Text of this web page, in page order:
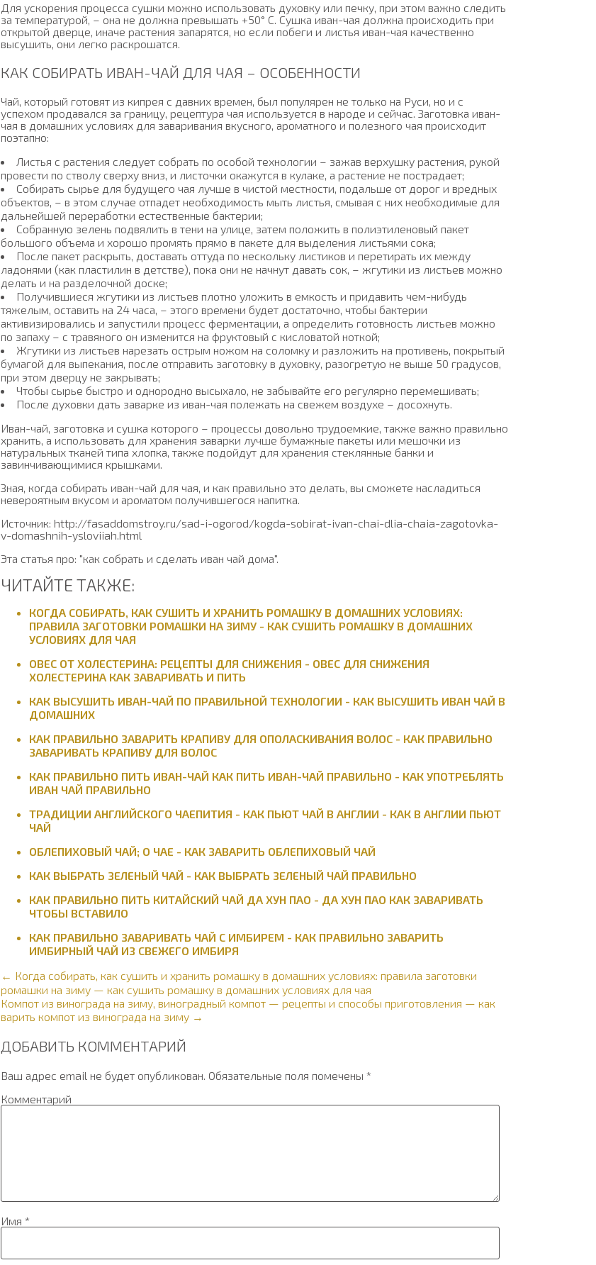
Для ускорения процесса сушки можно использовать духовку или печку, при этом важно следить
за температурой, – она не должна превышать +50° С. Сушка иван-чая должна происходить при
открытой дверце, иначе растения запарятся, но если побеги и листья иван-чая качественно
высушить, они легко раскрошатся.
КАК СОБИРАТЬ ИВАН-ЧАЙ ДЛЯ ЧАЯ – ОСОБЕННОСТИ
Чай, который готовят из кипрея с давних времен, был популярен не только на Руси, но и с
успехом продавался за границу, рецептура чая используется в народе и сейчас. Заготовка иван-
чая в домашних условиях для заваривания вкусного, ароматного и полезного чая происходит
поэтапно:
Листья с растения следует собрать по особой технологии – зажав верхушку растения, рукой
провести по стволу сверху вниз, и листочки окажутся в кулаке, а растение не пострадает;
Собирать сырье для будущего чая лучше в чистой местности, подальше от дорог и вредных
объектов, – в этом случае отпадет необходимость мыть листья, смывая с них необходимые для
дальнейшей переработки естественные бактерии;
Собранную зелень подвялить в тени на улице, затем положить в полиэтиленовый пакет
большого объема и хорошо промять прямо в пакете для выделения листьями сока;
После пакет раскрыть, доставать оттуда по нескольку листиков и перетирать их между
ладонями (как пластилин в детстве), пока они не начнут давать сок, – жгутики из листьев можно
делать и на разделочной доске;
Получившиеся жгутики из листьев плотно уложить в емкость и придавить чем-нибудь
тяжелым, оставить на 24 часа, – этого времени будет достаточно, чтобы бактерии
активизировались и запустили процесс ферментации, а определить готовность листьев можно
по запаху – с травяного он изменится на фруктовый с кисловатой ноткой;
Жгутики из листьев нарезать острым ножом на соломку и разложить на противень, покрытый
бумагой для выпекания, после отправить заготовку в духовку, разогретую не выше 50 градусов,
при этом дверцу не закрывать;
Чтобы сырье быстро и однородно высыхало, не забывайте его регулярно перемешивать;
После духовки дать заварке из иван-чая полежать на свежем воздухе – досохнуть.
Иван-чай, заготовка и сушка которого – процессы довольно трудоемкие, также важно правильно
хранить, а использовать для хранения заварки лучше бумажные пакеты или мешочки из
натуральных тканей типа хлопка, также подойдут для хранения стеклянные банки и
завинчивающимися крышками.
Зная, когда собирать иван-чай для чая, и как правильно это делать, вы сможете насладиться
невероятным вкусом и ароматом получившегося напитка.
Источник: http://fasaddomstroy.ru/sad-i-ogorod/kogda-sobirat-ivan-chai-dlia-chaia-zagotovka-
v-domashnih-ysloviiah.html
Эта статья про: "как собрать и сделать иван чай дома".
ЧИТАЙТЕ ТАКЖЕ:
КОГДА СОБИРАТЬ, КАК СУШИТЬ И ХРАНИТЬ РОМАШКУ В ДОМАШНИХ УСЛОВИЯХ:
ПРАВИЛА ЗАГОТОВКИ РОМАШКИ НА ЗИМУ - КАК СУШИТЬ РОМАШКУ В ДОМАШНИХ
УСЛОВИЯХ ДЛЯ ЧАЯ
ОВЕС ОТ ХОЛЕСТЕРИНА: РЕЦЕПТЫ ДЛЯ СНИЖЕНИЯ - ОВЕС ДЛЯ СНИЖЕНИЯ
ХОЛЕСТЕРИНА КАК ЗАВАРИВАТЬ И ПИТЬ
КАК ВЫСУШИТЬ ИВАН-ЧАЙ ПО ПРАВИЛЬНОЙ ТЕХНОЛОГИИ - КАК ВЫСУШИТЬ ИВАН ЧАЙ В
ДОМАШНИХ
КАК ПРАВИЛЬНО ЗАВАРИТЬ КРАПИВУ ДЛЯ ОПОЛАСКИВАНИЯ ВОЛОС - КАК ПРАВИЛЬНО
ЗАВАРИВАТЬ КРАПИВУ ДЛЯ ВОЛОС
КАК ПРАВИЛЬНО ПИТЬ ИВАН-ЧАЙ КАК ПИТЬ ИВАН-ЧАЙ ПРАВИЛЬНО - КАК УПОТРЕБЛЯТЬ
ИВАН ЧАЙ ПРАВИЛЬНО
ТРАДИЦИИ АНГЛИЙСКОГО ЧАЕПИТИЯ - КАК ПЬЮТ ЧАЙ В АНГЛИИ - КАК В АНГЛИИ ПЬЮТ
ЧАЙ
ОБЛЕПИХОВЫЙ ЧАЙ; О ЧАЕ - КАК ЗАВАРИТЬ ОБЛЕПИХОВЫЙ ЧАЙ
КАК ВЫБРАТЬ ЗЕЛЕНЫЙ ЧАЙ - КАК ВЫБРАТЬ ЗЕЛЕНЫЙ ЧАЙ ПРАВИЛЬНО
КАК ПРАВИЛЬНО ПИТЬ КИТАЙСКИЙ ЧАЙ ДА ХУН ПАО - ДА ХУН ПАО КАК ЗАВАРИВАТЬ
ЧТОБЫ ВСТАВИЛО
КАК ПРАВИЛЬНО ЗАВАРИВАТЬ ЧАЙ С ИМБИРЕМ - КАК ПРАВИЛЬНО ЗАВАРИТЬ
ИМБИРНЫЙ ЧАЙ ИЗ СВЕЖЕГО ИМБИРЯ
← Когда собирать, как сушить и хранить ромашку в домашних условиях: правила заготовки
ромашки на зиму — как сушить ромашку в домашних условиях для чая
Компот из винограда на зиму, виноградный компот — рецепты и способы приготовления — как
варить компот из винограда на зиму →
ДОБАВИТЬ КОММЕНТАРИЙ
Ваш адрес email не будет опубликован. Обязательные поля помечены *
Комментарий
Имя *